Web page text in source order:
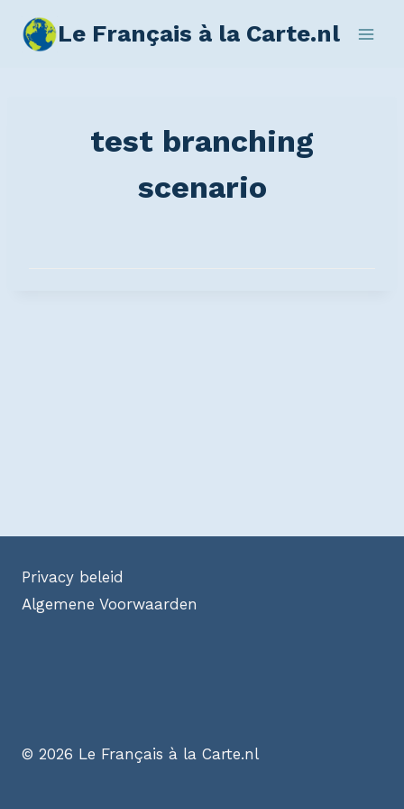
Le Français à la Carte.nl
test branching
scenario
Privacy beleid
Algemene Voorwaarden
© 2026 Le Français à la Carte.nl